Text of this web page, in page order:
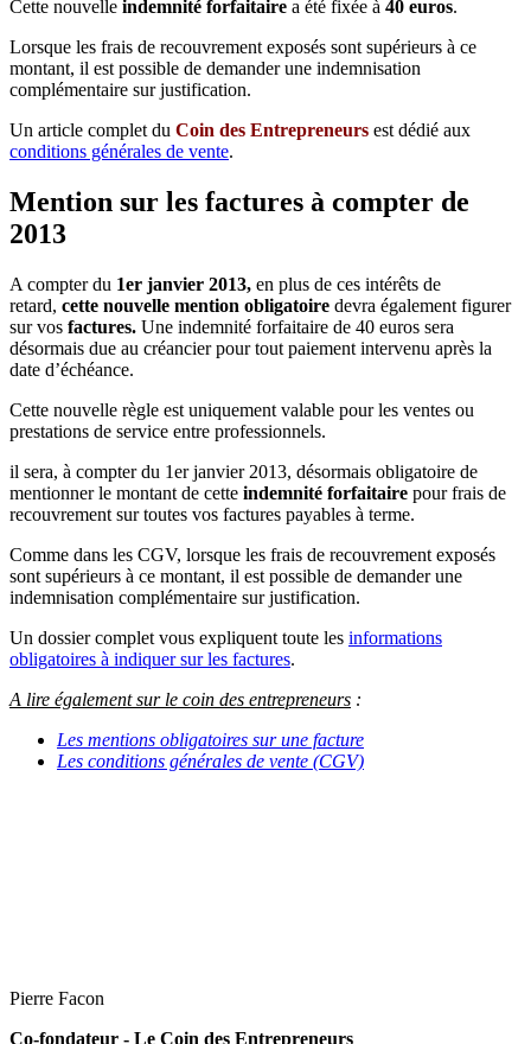
Cette nouvelle indemnité forfaitaire a été fixée à 40 euros.
Lorsque les frais de recouvrement exposés sont supérieurs à ce
montant, il est possible de demander une indemnisation
complémentaire sur justification.
Un article complet du Coin des Entrepreneurs est dédié aux
conditions générales de vente.
Mention sur les factures à compter de
2013
A compter du 1er janvier 2013, en plus de ces intérêts de
retard, cette nouvelle mention obligatoire devra également figurer
sur vos factures. Une indemnité forfaitaire de 40 euros sera
désormais due au créancier pour tout paiement intervenu après la
date d’échéance.
Cette nouvelle règle est uniquement valable pour les ventes ou
prestations de service entre professionnels.
il sera, à compter du 1er janvier 2013, désormais obligatoire de
mentionner le montant de cette indemnité forfaitaire pour frais de
recouvrement sur toutes vos factures payables à terme.
Comme dans les CGV, lorsque les frais de recouvrement exposés
sont supérieurs à ce montant, il est possible de demander une
indemnisation complémentaire sur justification.
Un dossier complet vous expliquent toute les informations
obligatoires à indiquer sur les factures.
A lire également sur le coin des entrepreneurs :
Les mentions obligatoires sur une facture
Les conditions générales de vente (CGV)
Pierre Facon
Co-fondateur - Le Coin des Entrepreneurs